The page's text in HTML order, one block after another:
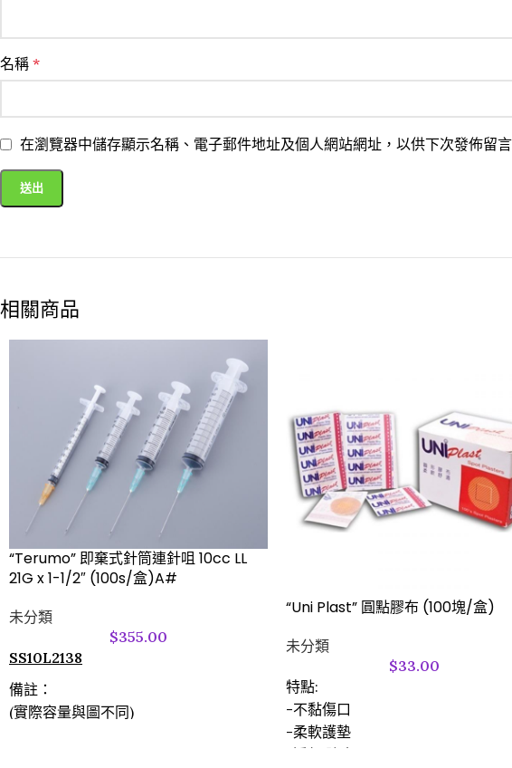
名稱 *
在瀏覽器中儲存顯示名稱、電子郵件地址及個人網站網址，以供下次發佈留
相關商品
“Terumo” 即棄式針筒連針咀 10cc LL
21G x 1-1/2″ (100s/盒)A#
未分類
$355.00
SS10L2138
備註：
(實際容量與圖不同)
“Uni Plast” 圓點膠布 (100塊/盒)
未分類
$33.00
特點:
-不黏傷口
-柔軟護墊